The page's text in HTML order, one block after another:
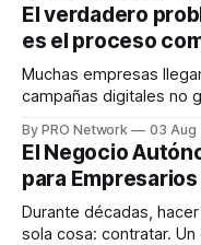
en tiempo real para
decisiones sobre su
responder
El verdadero
es el proceso
Muchas empresas
campañas digitales no
INTERIUS, el problema
una entrevista para el
marketing digital
By PRO Network 03 Aug
El Negocio
para
Durante décadas,
sola cosa: contratar.